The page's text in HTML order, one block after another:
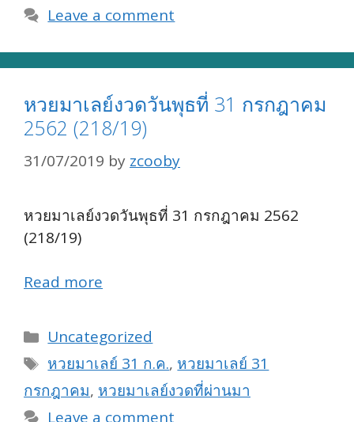
Leave a comment
หวยมาเลย์งวดวันพุธที่ 31 กรกฎาคม
2562 (218/19)
31/07/2019 by zcooby
หวยมาเลย์งวดวันพุธที่ 31 กรกฎาคม 2562
(218/19)
Read more
Categories
Uncategorized
Tags
หวยมาเลย์ 31 ก.ค., หวยมาเลย์ 31
กรกฎาคม, หวยมาเลย์งวดที่ผ่านมา
Leave a comment